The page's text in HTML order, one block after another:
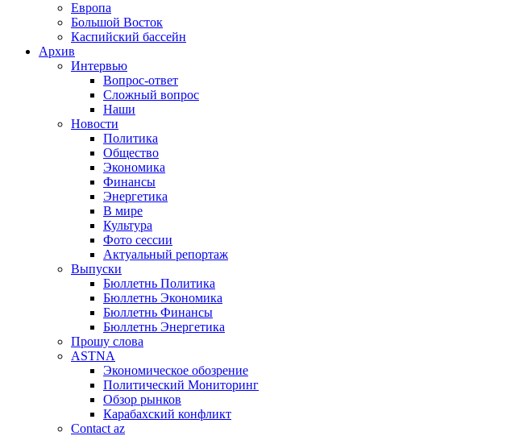
Европа
Большой Восток
Каспийский бассейн
Архив
Интервью
Вопрос-ответ
Сложный вопрос
Наши
Новости
Политика
Общество
Экономика
Финансы
Энергетика
В мире
Культура
Фото сессии
Актуальный репортаж
Выпуски
Бюллетнь Политика
Бюллетнь Экономика
Бюллетнь Финансы
Бюллетнь Энергетика
Прошу слова
ASTNA
Экономическое обозрение
Политический Мониторинг
Обзор рынков
Карабахский конфликт
Contact az